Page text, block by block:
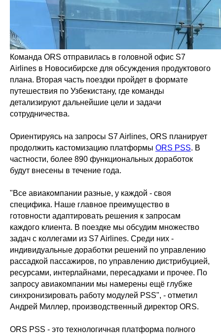
Команда ORS отправилась в головной офис S7
Airlines в Новосибирске для обсуждения продуктового
плана. Вторая часть поездки пройдет в формате
путешествия по Узбекистану, где команды
детализируют дальнейшие цели и задачи
сотрудничества.
Ориентируясь на запросы S7 Airlines, ORS планирует
продолжить кастомизацию платформы ORS PSS. В
частности, более 890 функциональных доработок
будут внесены в течение года.
"Все авиакомпании разные, у каждой - своя
специфика. Наше главное преимущество в
готовности адаптировать решения к запросам
каждого клиента. В поездке мы обсудим множество
задач с коллегами из S7 Airlines. Среди них -
индивидуальные доработки решений по управлению
рассадкой пассажиров, по управлению дистрибуцией,
ресурсами, интерлайнами, пересадками и прочее. По
запросу авиакомпании мы намерены ещё глубже
синхронизировать работу модулей PSS", - отметил
Андрей Миллер, производственный директор ORS.
ORS PSS - это технологичная платформа полного